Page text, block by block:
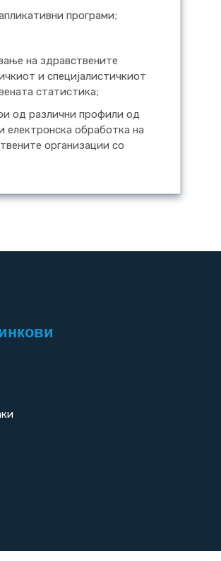
програми;
на здравствените
и специјалистичкиот
статистика;
од различни профили од
електронска обработка на
организации со